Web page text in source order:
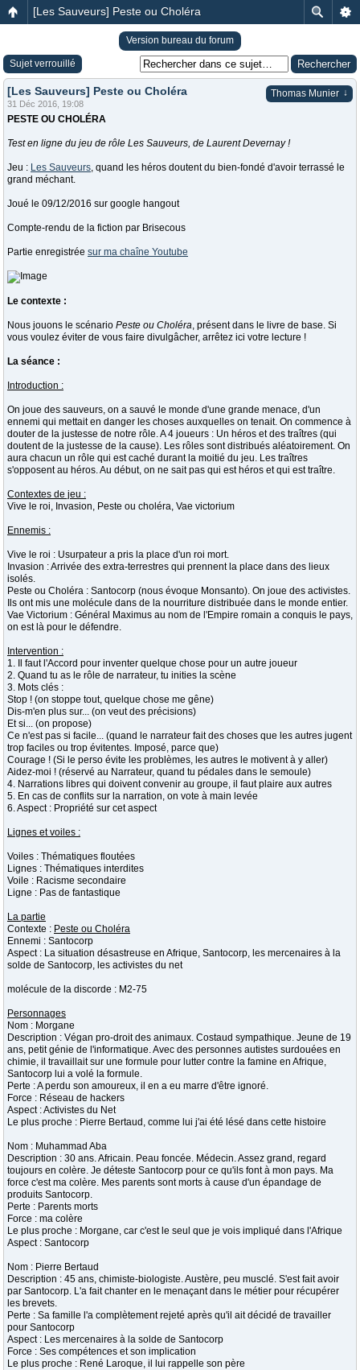
[Les Sauveurs] Peste ou Choléra
Version bureau du forum
Sujet verrouillé
Thomas Munier ↓
[Les Sauveurs] Peste ou Choléra
31 Déc 2016, 19:08
PESTE OU CHOLÉRA
Test en ligne du jeu de rôle Les Sauveurs, de Laurent Devernay !
Jeu : Les Sauveurs, quand les héros doutent du bien-fondé d'avoir terrassé le
grand méchant.
Joué le 09/12/2016 sur google hangout
Compte-rendu de la fiction par Brisecous
Partie enregistrée sur ma chaîne Youtube
Le contexte :
Nous jouons le scénario Peste ou Choléra, présent dans le livre de base. Si
vous voulez éviter de vous faire divulgâcher, arrêtez ici votre lecture !
La séance :
Introduction :
On joue des sauveurs, on a sauvé le monde d'une grande menace, d'un
ennemi qui mettait en danger les choses auxquelles on tenait. On commence à
douter de la justesse de notre rôle. A 4 joueurs : Un héros et des traîtres (qui
doutent de la justesse de la cause). Les rôles sont distribués aléatoirement. On
aura chacun un rôle qui est caché durant la moitié du jeu. Les traîtres
s'opposent au héros. Au début, on ne sait pas qui est héros et qui est traître.
Contextes de jeu :
Vive le roi, Invasion, Peste ou choléra, Vae victorium
Ennemis :
Vive le roi : Usurpateur a pris la place d'un roi mort.
Invasion : Arrivée des extra-terrestres qui prennent la place dans des lieux
isolés.
Peste ou Choléra : Santocorp (nous évoque Monsanto). On joue des activistes.
Ils ont mis une molécule dans de la nourriture distribuée dans le monde entier.
Vae Victorium : Général Maximus au nom de l'Empire romain a conquis le pays,
on est là pour le défendre.
Intervention :
1. Il faut l'Accord pour inventer quelque chose pour un autre joueur
2. Quand tu as le rôle de narrateur, tu inities la scène
3. Mots clés :
Stop ! (on stoppe tout, quelque chose me gêne)
Dis-m'en plus sur... (on veut des précisions)
Et si... (on propose)
Ce n'est pas si facile... (quand le narrateur fait des choses que les autres jugent
trop faciles ou trop évitentes. Imposé, parce que)
Courage ! (Si le perso évite les problèmes, les autres le motivent à y aller)
Aidez-moi ! (réservé au Narrateur, quand tu pédales dans le semoule)
4. Narrations libres qui doivent convenir au groupe, il faut plaire aux autres
5. En cas de conflits sur la narration, on vote à main levée
6. Aspect : Propriété sur cet aspect
Lignes et voiles :
Voiles : Thématiques floutées
Lignes : Thématiques interdites
Voile : Racisme secondaire
Ligne : Pas de fantastique
La partie
Contexte : Peste ou Choléra
Ennemi : Santocorp
Aspect : La situation désastreuse en Afrique, Santocorp, les mercenaires à la
solde de Santocorp, les activistes du net
molécule de la discorde : M2-75
Personnages
Nom : Morgane
Description : Végan pro-droit des animaux. Costaud sympathique. Jeune de 19
ans, petit génie de l'informatique. Avec des personnes autistes surdouées en
chimie, il travaillait sur une formule pour lutter contre la famine en Afrique,
Santocorp lui a volé la formule.
Perte : A perdu son amoureux, il en a eu marre d'être ignoré.
Force : Réseau de hackers
Aspect : Activistes du Net
Le plus proche : Pierre Bertaud, comme lui j'ai été lésé dans cette histoire
Nom : Muhammad Aba
Description : 30 ans. Africain. Peau foncée. Médecin. Assez grand, regard
toujours en colère. Je déteste Santocorp pour ce qu'ils font à mon pays. Ma
force c'est ma colère. Mes parents sont morts à cause d'un épandage de
produits Santocorp.
Perte : Parents morts
Force : ma colère
Le plus proche : Morgane, car c'est le seul que je vois impliqué dans l'Afrique
Aspect : Santocorp
Nom : Pierre Bertaud
Description : 45 ans, chimiste-biologiste. Austère, peu musclé. S'est fait avoir
par Santocorp. L'a fait chanter en le menaçant dans le métier pour récupérer
les brevets.
Perte : Sa famille l'a complètement rejeté après qu'il ait décidé de travailler
pour Santocorp
Aspect : Les mercenaires à la solde de Santocorp
Force : Ses compétences et son implication
Le plus proche : René Laroque, il lui rappelle son père